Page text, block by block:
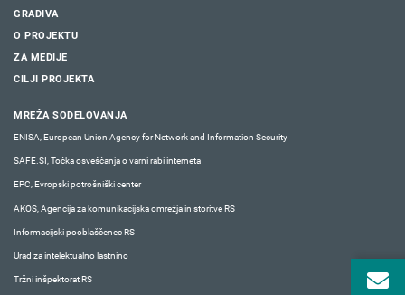
GRADIVA
O PROJEKTU
ZA MEDIJE
CILJI PROJEKTA
MREŽA SODELOVANJA
ENISA, European Union Agency for Network and Information Security
SAFE.SI, Točka osveščanja o varni rabi interneta
EPC, Evropski potrošniški center
AKOS, Agencija za komunikacijska omrežja in storitve RS
Informacijski pooblaščenec RS
Urad za intelektualno lastnino
Tržni inšpektorat RS